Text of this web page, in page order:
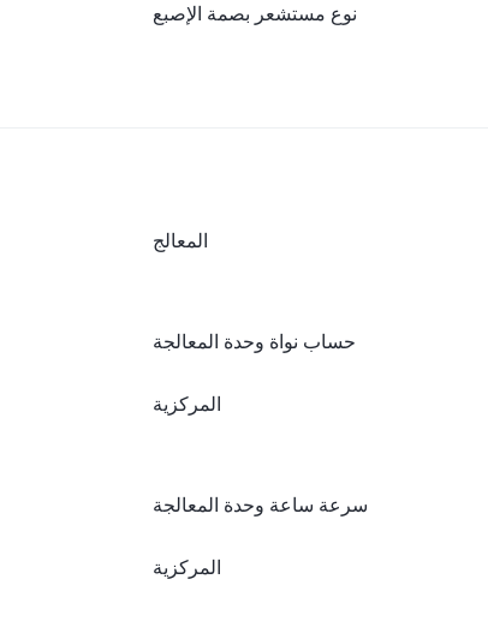
نوع مستشعر بصمة الإصبع
المعالج
حساب نواة وحدة المعالجة
المركزية
سرعة ساعة وحدة المعالجة
المركزية